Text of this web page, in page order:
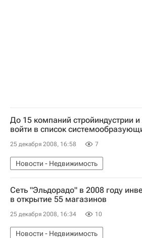
До 15 компаний стройиндустрии
войти в список
25 декабря 2008, 16:58 7
Новости - Недвижимость
Сеть "Эльдорадо" в 2008 году
в открытие 55 магазинов
25 декабря 2008, 16:34 10
Новости - Недвижимость